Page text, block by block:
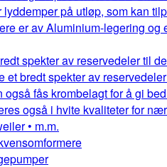
på utløp, som kan
er av Aluminium-legering og
spekter av reservedeler til
et bredt spekter av
fås krombelagt for å gi
også i hvite kvaliteter for
• m.m.